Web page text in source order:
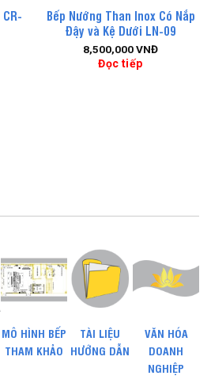
Bếp Nướng Than Inox Có Nắp
Đậy và Kệ Dưới LN-09
8,500,000VNĐ
Đọc tiếp
MÔ HÌNH BẾP
THAM KHẢO
TÀI LIỆU
HƯỚNG DẪN
VĂN HÓA
DOANH
NGHIỆP